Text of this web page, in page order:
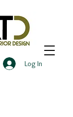
Log In